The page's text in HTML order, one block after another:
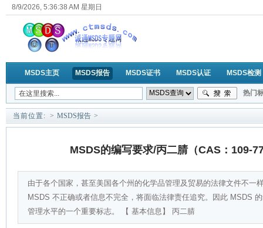
8/9/2026, 5:36:38 AM 星期日
MSDS主页 MSDS报告 MSDS证书 MSDS认证 MSDS检测
热门
当前位置: > MSDS报告 >
MSDS的编写要求/丙二腈（CAS：109-
由于各个国家，甚至美国各个州的化学品管理及贸易的法律文件不一
MSDS 不正确或者信息不完全，将面临法律责任追究。因此 MSDS
管理水平的一个重要标志。 【 基本信息】 丙二腈